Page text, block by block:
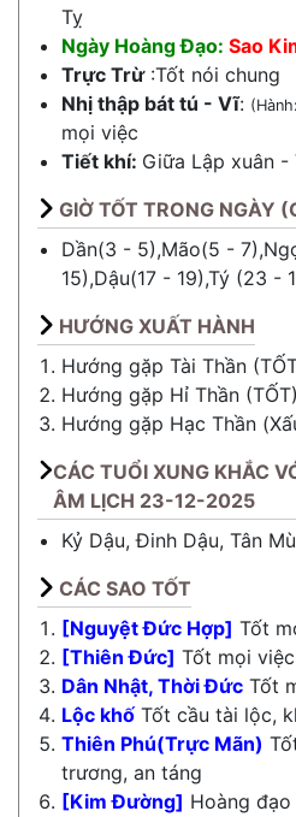
Tỵ
Ngày Hoàng Đạo: Sao
Trực Trừ:Tốt nói chung
Nhị thập bát tú - Vĩ:
mọi việc
Tiết khí: Giữa Lập xuân -
GIỜ TỐT TRONG NGÀY
Dần(3 - 5),Mão(5 -
15),Dậu(17 - 19),Tý (23 -
HƯỚNG XUẤT HÀNH
Hướng gặp Tài Thần
Hướng gặp Hỉ Thần
Hướng gặp Hạc Thần
CÁC TUỔI XUNG KHẮC
ÂM LỊCH 23-12-2025
Kỷ Dậu, Đinh Dậu, Tân
CÁC SAO TỐT
[Nguyệt Đức Hợp] Tốt
[Thiên Đức] Tốt mọi việc
Dân Nhật, Thời Đức Tốt
Lộc khốTốt cầu tài lộc,
Thiên Phú(Trực Mãn)
trương, an táng
[Kim Đường] Hoàng